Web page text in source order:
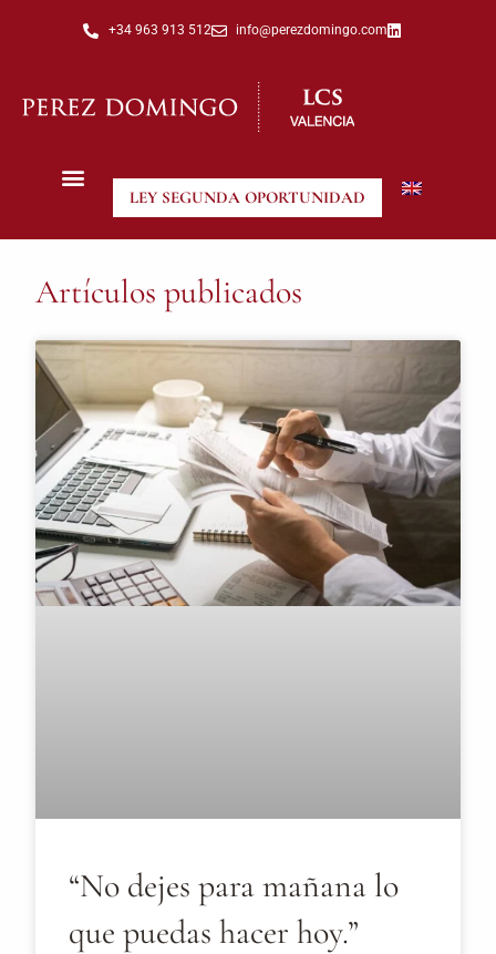
+34 963 913 512 info@perezdomingo.com
LEY SEGUNDA OPORTUNIDAD
Artículos publicados
“No dejes para mañana lo
que puedas hacer hoy.”